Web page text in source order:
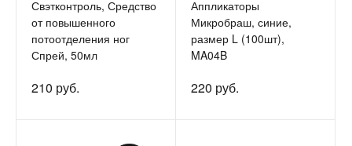
Свэтконтроль, Средство
от повышенного
потоотделения ног
Спрей, 50мл
210 руб.
Аппликаторы
Микробраш, синие,
размер L (100шт),
MA04B
220 руб.